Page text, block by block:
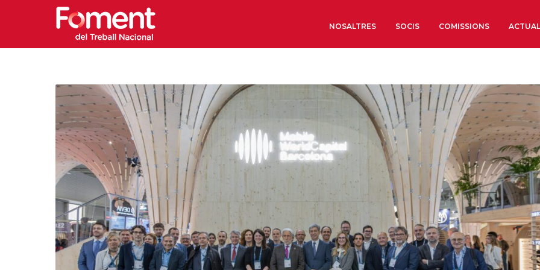
NOSALTRES
Òrgans de Govern
Òrgans Consultius
Estructura Executiva
Institut d’Estudis
Societat Barcelonesa
Econòmics i Socials
Organitzacions
Organitzacions
Coneix més
SOCIS COMISSIONS